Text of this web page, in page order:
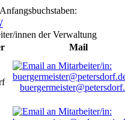
innen der Verwaltung
Mail